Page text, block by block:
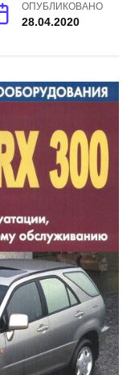
ОПУБЛИКОВАНО
28.04.2020